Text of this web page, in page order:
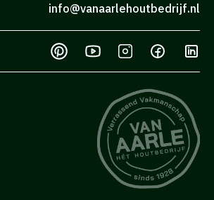
info@vanaarlehoutbedrijf.nl